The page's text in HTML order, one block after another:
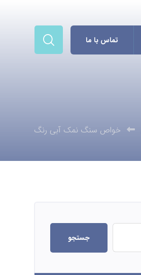
تماس با ما
خواص سنگ نمک آبی رنگ
جستجو